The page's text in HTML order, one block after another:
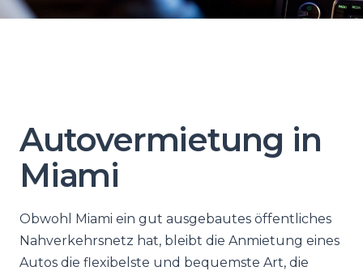
Autovermietung in
Miami
Obwohl Miami ein gut ausgebautes öffentliches
Nahverkehrsnetz hat, bleibt die Anmietung eines
Autos die flexibelste und bequemste Art, die